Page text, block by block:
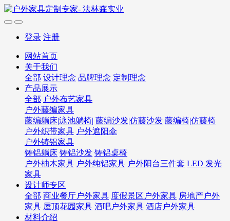
登录 注册
网站首页
关于我们
全部 设计理念 品牌理念 定制理念
产品展示
全部 户外布艺家具
户外藤编家具
藤编躺床|泳池躺椅| 藤编沙发|仿藤沙发 藤编椅|仿藤椅
户外织带家具 户外遮阳伞
户外铸铝家具
铸铝躺床 铸铝沙发 铸铝桌椅
户外柚木家具 户外纯铝家具 户外阳台三件套 LED 发光
家具
设计师专区
全部 商业餐厅户外家具 度假景区户外家具 房地产户外
家具 屋顶花园家具 酒吧户外家具 酒店户外家具
材料介绍